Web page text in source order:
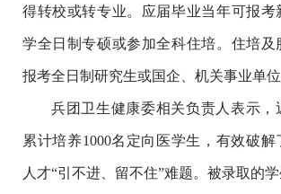
得转校或转专业。应届毕业当年可报考
学全日制专硕或参加全科住培。住培及
报考全日制研究生或国企、机关事业单位
兵团卫生健康委相关负责人表示，
累计培养1000名定向医学生，有效破
人才“引不进、留不住”难题。被录取的